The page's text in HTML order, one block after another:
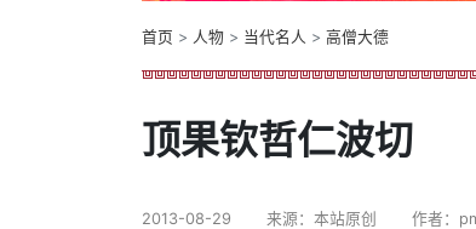
首页 > 人物 > 当代名人 > 高僧大德
顶果钦哲仁波切
2013-08-29 来源：本站原创 作者：